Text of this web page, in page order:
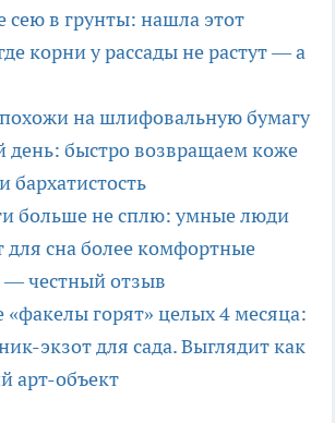
сею в грунты: нашла этот
корни у рассады не растут — а
на шлифовальную бумагу
день: быстро возвращаем коже
бархатистость
больше не сплю: умные люди
сна более комфортные
— честный отзыв
горят» целых 4 месяца:
экзот для сада. Выглядит как
арт-объект